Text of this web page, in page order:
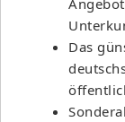
Das